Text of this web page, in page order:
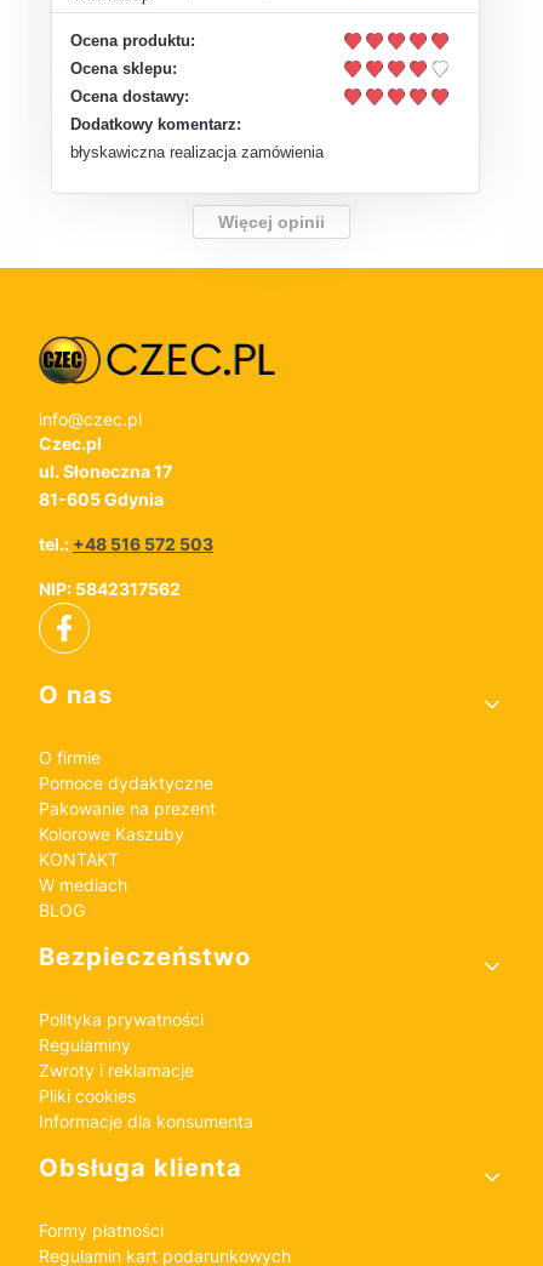
Ocena produktu:
Ocena sklepu:
Ocena dostawy:
Dodatkowy komentarz:
błyskawiczna realizacja zamówienia
Więcej opinii
info@czec.pl
Czec.pl
ul. Słoneczna 17
81-605 Gdynia
tel.: +48 516 572 503
NIP: 5842317562
Linki w stopce
O nas
O firmie
Pomoce dydaktyczne
Pakowanie na prezent
Kolorowe Kaszuby
KONTAKT
W mediach
BLOG
Bezpieczeństwo
Polityka prywatności
Regulaminy
Zwroty i reklamacje
Pliki cookies
Informacje dla konsumenta
Obsługa klienta
Formy płatności
Regulamin kart podarunkowych